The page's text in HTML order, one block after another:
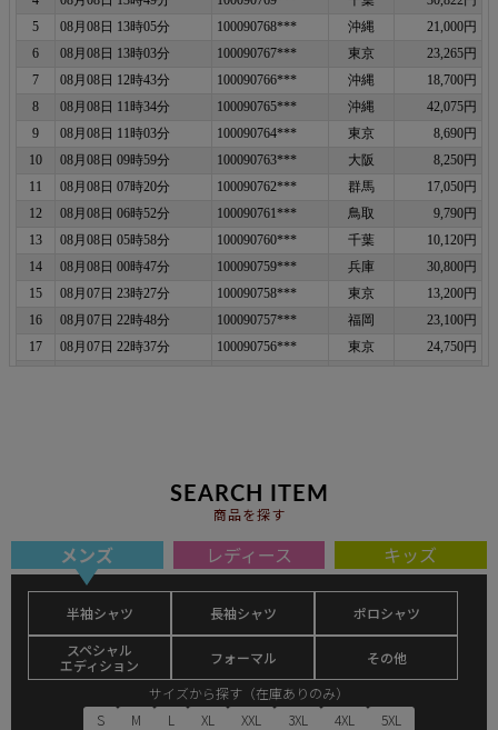
SEARCH ITEM
商品を探す
メンズ レディース キッズ
半袖シャツ 長袖シャツ
ポロシャツ
スペシャル
エディション
フォーマル
その他
サイズから探す（在庫ありのみ）
S
M L XL XXL 3XL 4XL
5XL